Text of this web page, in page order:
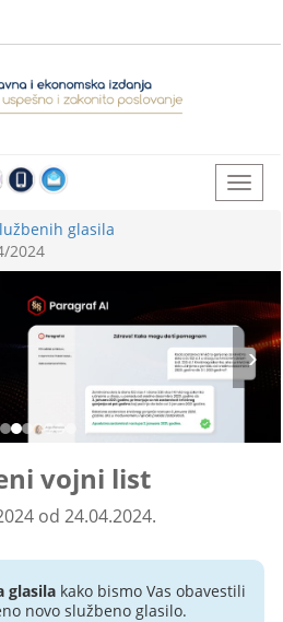
glasila
2024
vojni list
od 24.04.2024.
glasilakako bismo Vas obavestili
novo službeno glasilo.